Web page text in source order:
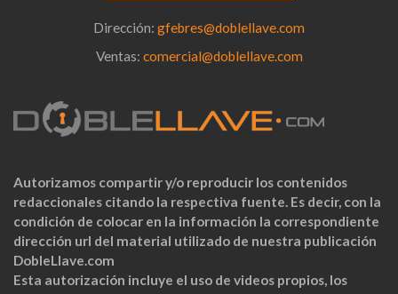
Dirección: gfebres@doblellave.com
Ventas: comercial@doblellave.com
Autorizamos compartir y/o reproducir los contenidos
redaccionales citando la respectiva fuente. Es decir, con la
condición de colocar en la información la correspondiente
dirección url del material utilizado de nuestra publicación
DobleLlave.com
Esta autorización incluye el uso de videos propios, los